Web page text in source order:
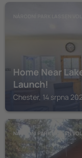
Home Near
Launch!
Chester, 14 srpna
NÁRODNÍ PARK LASSEN